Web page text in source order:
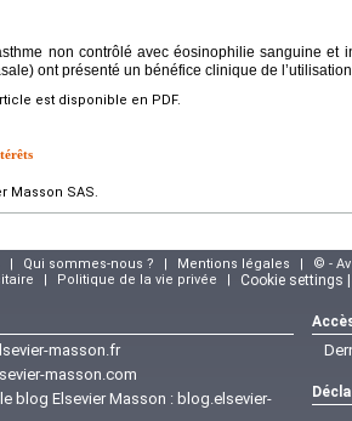
non contrôlé avec éosinophilie sanguine et
ont présenté un bénéfice clinique de
est disponible en PDF.
Masson SAS.
| Qui sommes-nous ? | Mentions légales |
© -
| Politique de la vie privée | Cookie settings
masson.fr
masson.com
blog Elsevier Masson : blog.elsevier-